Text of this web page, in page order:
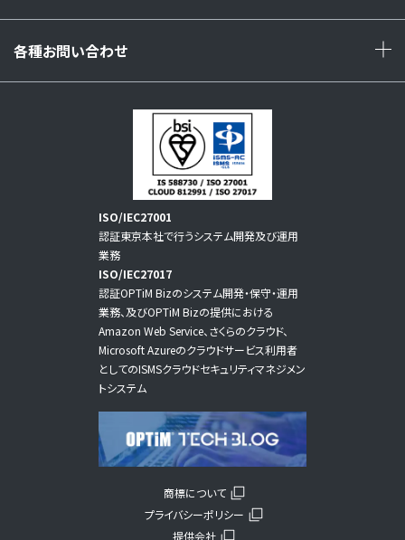
各種お問い合わせ
ISO/IEC27001
認証東京本社で行うシステム開発及び運用
業務
ISO/IEC27017
認証OPTiM Bizのシステム開発・保守・運用
業務、及びOPTiM Bizの提供における
Amazon Web Service、さくらのクラウド、
Microsoft Azureのクラウドサービス利用者
としてのISMSクラウドセキュリティマネジメン
トシステム
商標について
プライバシーポリシー
提供会社